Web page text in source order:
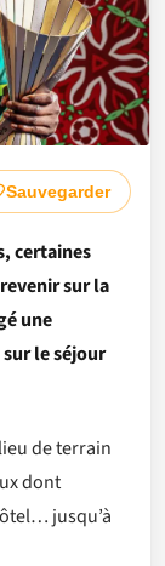
Sauvegarder
certaines
sur la
une
le séjour
de terrain
dont
jusqu’à